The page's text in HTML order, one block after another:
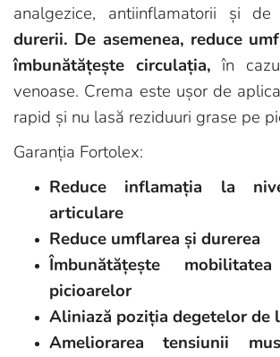
analgezice, antiinflamatorii și
durerii. De asemenea, reduce
îmbunătățește circulația, în
venoase. Crema este ușor de
rapid și nu lasă reziduuri grase pe
Garanția Fortolex:
Reduce inflamația la
articulare
Reduce umflarea și durerea
Îmbunătățește
picioarelor
Aliniază poziția degetelor de
Ameliorarea tensiunii